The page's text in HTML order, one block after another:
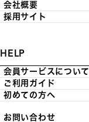
会社概要
採用サイト
HELP
会員サービスについて
ご利用ガイド
初めての方へ
お問い合わせ